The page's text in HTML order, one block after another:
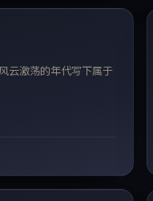
云激荡的年代写下属于